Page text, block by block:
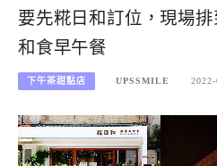
要先糀日和訂位，現場
和食早午餐
下午茶甜點店 UPSSMILE